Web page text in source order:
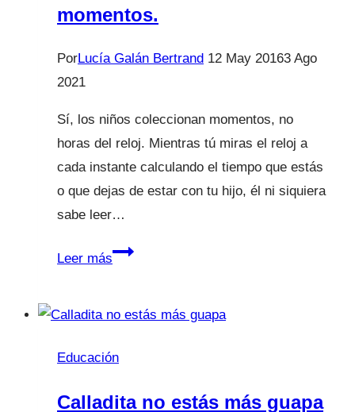
momentos.
PorLucía Galán Bertrand 12 May 20163 Ago
2021
Sí, los niños coleccionan momentos, no
horas del reloj. Mientras tú miras el reloj a
cada instante calculando el tiempo que estás
o que dejas de estar con tu hijo, él ni siquiera
sabe leer…
Leer másLos
momentos.
Educación
Calladita no estás más guapa